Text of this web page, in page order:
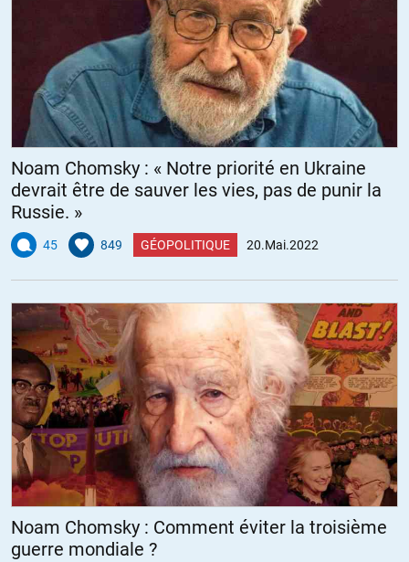
Noam Chomsky : « Notre priorité en Ukraine
devrait être de sauver les vies, pas de punir la
Russie. »
45 849 GÉOPOLITIQUE 20.Mai.2022
Noam Chomsky : Comment éviter la troisième
guerre mondiale ?